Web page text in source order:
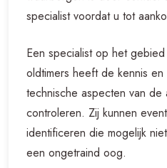
specialist voordat u tot
Een specialist op het
oldtimers heeft de kennis
technische aspecten van
controleren. Zij kunnen
identificeren die mogelijk
een ongetraind oog.